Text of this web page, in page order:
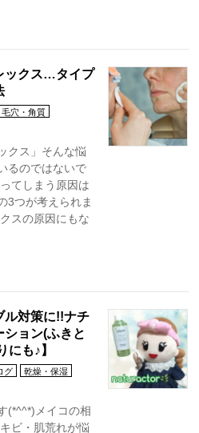
ックス…タイプ
毛穴・角質
クス」そんな悩
るのではないで
てしまう原因は
3つが考えられま
スの原因にもな
ル対策に!!ナチ
ション(ふきと
にも♪】
グ
乾燥・保湿
(*^^*)メイコの相
ビ・肌荒れが悩